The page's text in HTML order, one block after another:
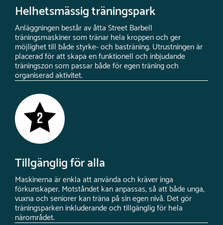
Helhetsmässig träningspark
Anläggningen består av åtta Street Barbell
träningsmaskiner som tränar hela kroppen och ger
möjlighet till både styrke- och basträning. Utrustningen är
placerad för att skapa en funktionell och inbjudande
träningszon som passar både för egen träning och
organiserad aktivitet.
Tillgänglig för alla
Maskinerna är enkla att använda och kräver inga
förkunskaper. Motståndet kan anpassas, så att både unga,
vuxna och seniorer kan träna på sin egen nivå. Det gör
träningsparken inkluderande och tillgänglig för hela
närområdet.